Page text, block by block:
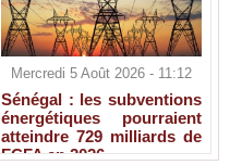
Mercredi 5 Août 2026 - 11:12
Sénégal : les subventions
énergétiques pourraient
atteindre 729 milliards de
FCFA en 2026